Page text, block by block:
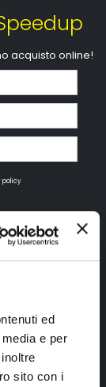
ed
e per
sito con i
acquisto online!
policy